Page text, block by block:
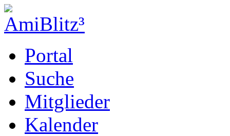
Portal
Suche
Mitglieder
Kalender